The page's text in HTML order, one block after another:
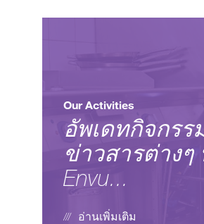
Our Activities
อัพเดทกิจกรร
ข่าวสารต่างๆ
Envu...
อ่านเพิ่มเติม